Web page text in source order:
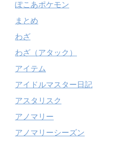
ぽこあポケモン
まとめ
わざ
わざ（アタック）
アイテム
アイドルマスター日記
アスタリスク
アノマリー
アノマリーシーズン